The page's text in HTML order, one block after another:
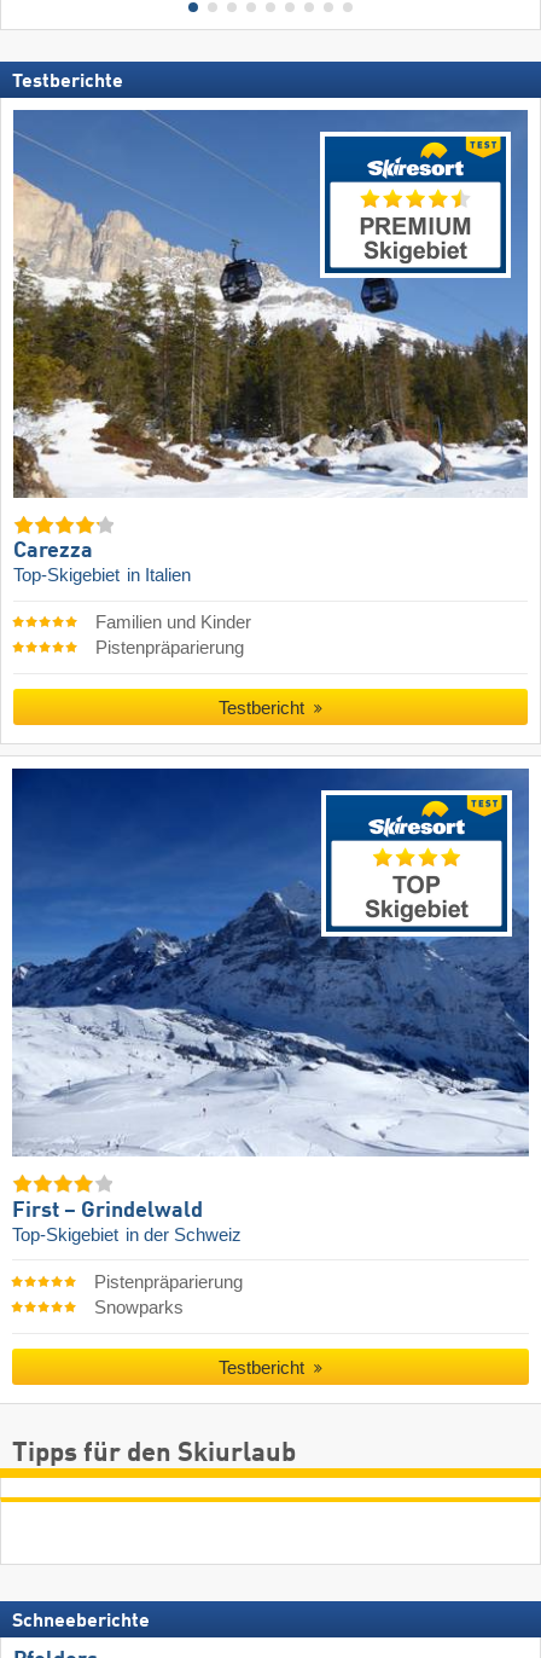
Testberichte
Carezza
Top-Skigebiet in Italien
Familien und Kinder
Pistenpräparierung
Testbericht
First – Grindelwald
Top-Skigebiet in der Schweiz
Pistenpräparierung
Snowparks
Testbericht
Tipps für den Skiurlaub
Schneeberichte